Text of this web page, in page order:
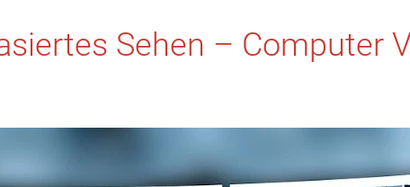
Sehen – Computer